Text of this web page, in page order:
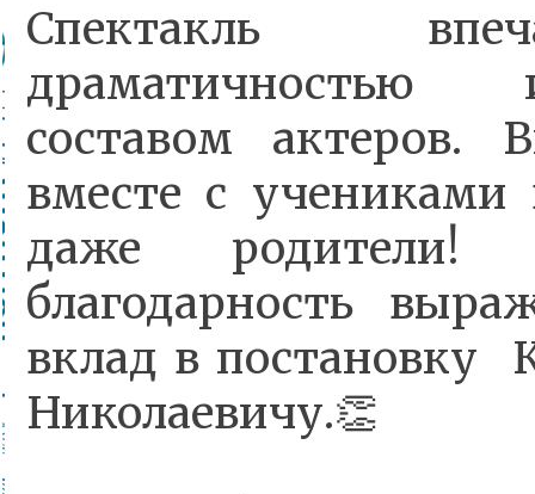
Спектакль
составом актеров.
вместе с
даже родители!
благодарность
вклад в постановку
Николаевичу.👏